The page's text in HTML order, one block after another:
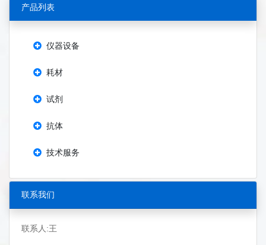
产品列表
仪器设备
耗材
试剂
抗体
技术服务
联系我们
联系人:王